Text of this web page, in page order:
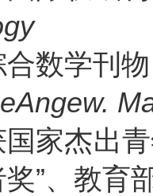
合数学刊物
家杰出
”、教育